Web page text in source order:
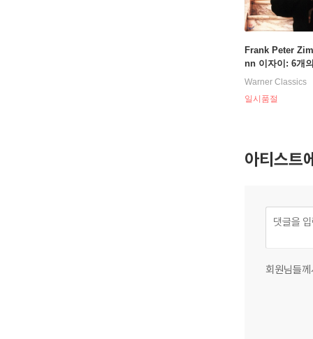
Frank Peter
nn 이자이: 6개
바이올린 소나
(Obsession -
Warner Classics
일시품절
아티스트
회원님들